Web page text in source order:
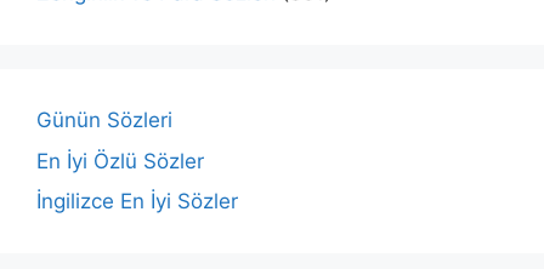
Günün Sözleri
En İyi Özlü Sözler
İngilizce En İyi Sözler